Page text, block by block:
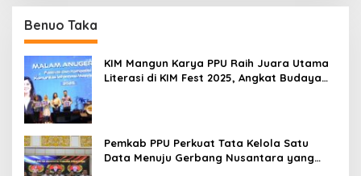
Benuo Taka
KIM Mangun Karya PPU Raih Juara Utama
Literasi di KIM Fest 2025, Angkat Budaya
Pemkab PPU Perkuat Tata Kelola Satu
Data Menuju Gerbang Nusantara yang